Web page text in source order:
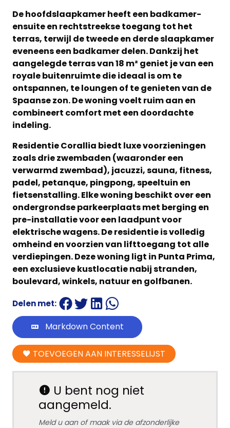
De hoofdslaapkamer heeft een badkamer-
ensuite en rechtstreekse toegang tot het
terras, terwijl de tweede en derde slaapkamer
eveneens een badkamer delen. Dankzij het
aangelegde terras van 18 m² geniet je van een
royale buitenruimte die ideaal is om te
ontspannen, te loungen of te genieten van de
Spaanse zon. De woning voelt ruim aan en
combineert comfort met een doordachte
indeling.
Residentie Corallia biedt luxe voorzieningen
zoals drie zwembaden (waaronder een
verwarmd zwembad), jacuzzi, sauna, fitness,
padel, petanque, pingpong, speeltuin en
fietsenstalling. Elke woning beschikt over een
ondergrondse parkeerplaats met berging en
pre-installatie voor een laadpunt voor
elektrische wagens. De residentie is volledig
omheind en voorzien van lifttoegang tot alle
verdiepingen. Deze woning ligt in Punta Prima,
een exclusieve kustlocatie nabij stranden,
boulevard, winkels, natuur en golfbanen.
Delen met:
Markdown Content
TOEVOEGEN AAN INTERESSELIJST
U bent nog niet
aangemeld.
Meld u aan of maak via de afzonderlijke